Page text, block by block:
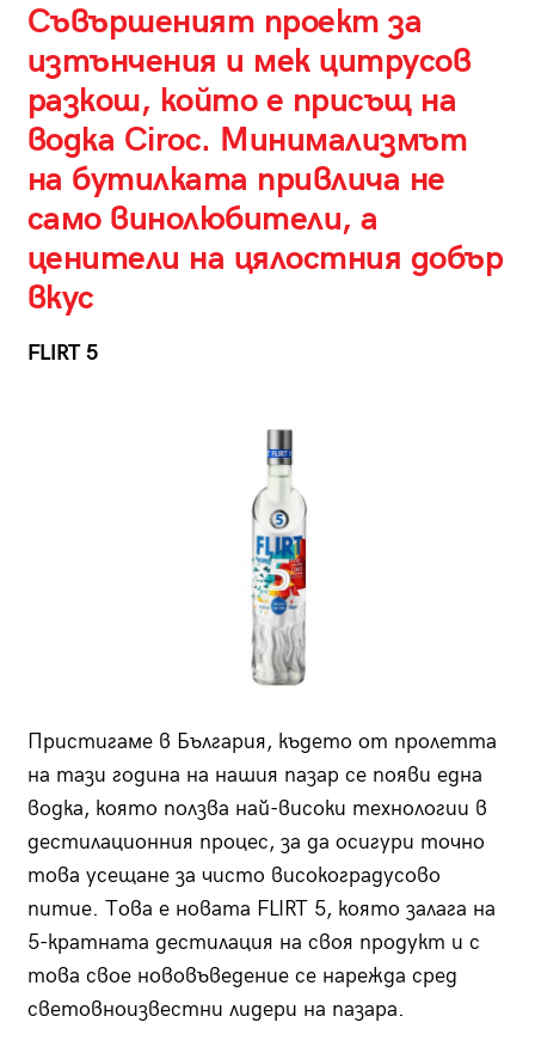
Съвършеният проект за
изтънчения и мек цитрусов
разкош, който е присъщ на
водка Ciroс. Минимализмът
на бутилката привлича не
само винолюбители, а
ценители на цялостния добър
вкус
FLIRT 5
Пристигаме в България, където от пролетта
на тази година на нашия пазар се появи една
водка, която ползва най-високи технологии в
дестилационния процес, за да осигури точно
това усещане за чисто високоградусово
питие. Това е новата FLIRT 5, която залага на
5-кратната дестилация на своя продукт и с
това свое нововъведение се нарежда сред
световноизвестни лидери на пазара.